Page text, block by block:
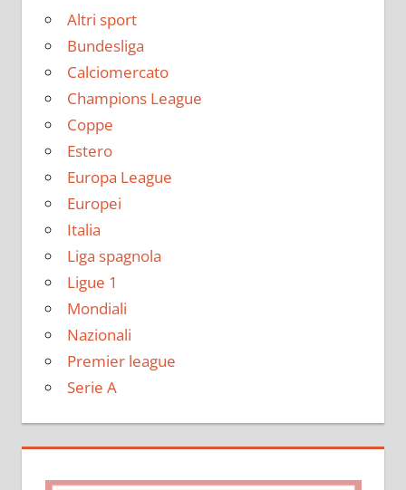
Altri sport
Bundesliga
Calciomercato
Champions League
Coppe
Estero
Europa League
Europei
Italia
Liga spagnola
Ligue 1
Mondiali
Nazionali
Premier league
Serie A